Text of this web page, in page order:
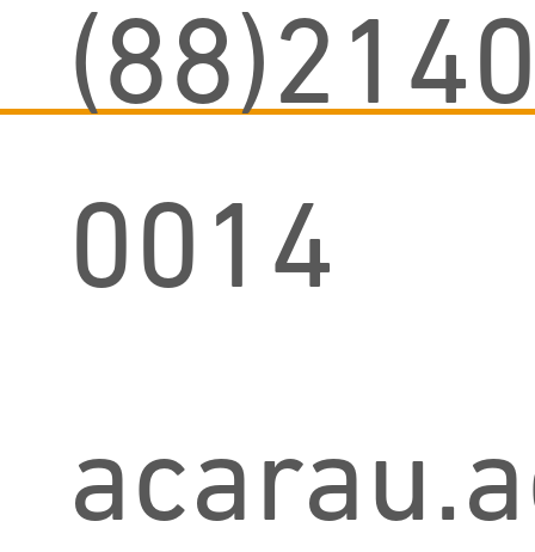
0014